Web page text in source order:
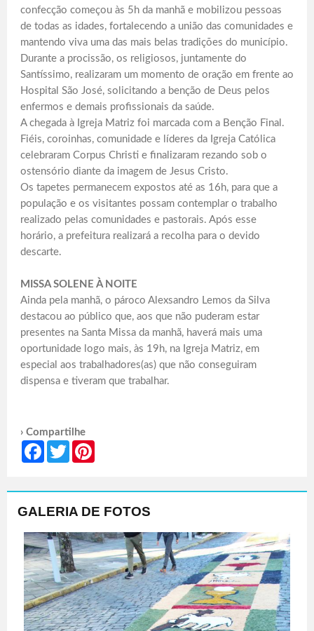
confecção começou às 5h da manhã e mobilizou pessoas
de todas as idades, fortalecendo a união das comunidades e
mantendo viva uma das mais belas tradições do município.
Durante a procissão, os religiosos, juntamente do
Santíssimo, realizaram um momento de oração em frente ao
Hospital São José, solicitando a benção de Deus pelos
enfermos e demais profissionais da saúde.
A chegada à Igreja Matriz foi marcada com a Benção Final.
Fiéis, coroinhas, comunidade e líderes da Igreja Católica
celebraram Corpus Christi e finalizaram rezando sob o
ostensório diante da imagem de Jesus Cristo.
Os tapetes permanecem expostos até as 16h, para que a
população e os visitantes possam contemplar o trabalho
realizado pelas comunidades e pastorais. Após esse
horário, a prefeitura realizará a recolha para o devido
descarte.
MISSA SOLENE À NOITE
Ainda pela manhã, o pároco Alexsandro Lemos da Silva
destacou ao público que, aos que não puderam estar
presentes na Santa Missa da manhã, haverá mais uma
oportunidade logo mais, às 19h, na Igreja Matriz, em
especial aos trabalhadores(as) que não conseguiram
dispensa e tiveram que trabalhar.
› Compartilhe
Facebook
Twitter
GALERIA DE FOTOS